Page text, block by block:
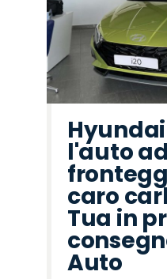
Hyundai
l'auto
caro
Tua in
Auto